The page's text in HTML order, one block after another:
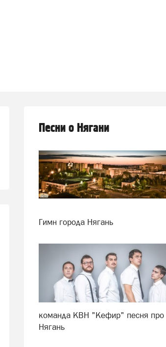
Песни о Нягани
Гимн города Нягань
команда КВН "Кефир" песня про
Нягань